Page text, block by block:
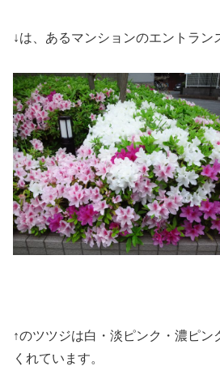
↓は、あるマンションのエントラン
↑のツツジは白・淡ピンク・濃ピン
くれています。